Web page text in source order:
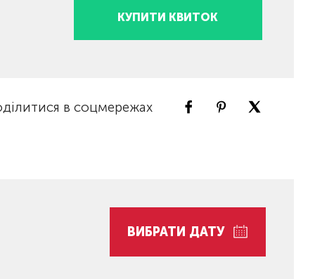
КУПИТИ КВИТОК
в соцмережах
ВИБРАТИ ДАТУ